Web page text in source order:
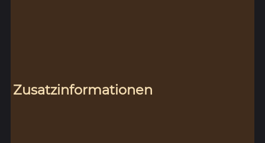
Zusatzinformationen